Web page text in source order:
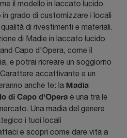
il modello in laccato lucido
grado di customizzare i locali
di rivestimenti e materiali.
di Madie in laccato lucido
Capo d'Opera, come il
e potrai ricreare un soggiorno
accattivante e un
anche te: la Madia
di Capo d'Opera è una tra le
Una madia del genere
i tuoi locali
e scopri come dare vita a